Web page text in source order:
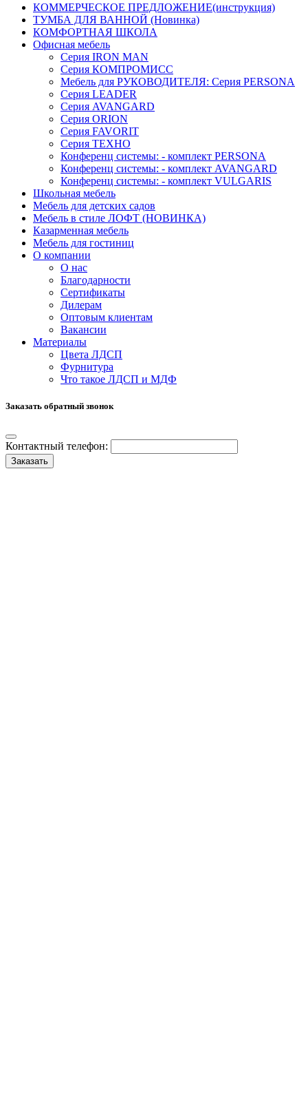
КОММЕРЧЕСКОЕ ПРЕДЛОЖЕНИЕ(инструкция)
ТУМБА ДЛЯ ВАННОЙ (Новинка)
КОМФОРТНАЯ ШКОЛА
Офисная мебель
Серия IRON MAN
Серия КОМПРОМИСС
Мебель для РУКОВОДИТЕЛЯ: Серия PERSONA
Серия LEADER
Серия AVANGARD
Серия ORION
Серия FAVORIT
Серия ТЕХНО
Конференц системы: - комплект PERSONA
Конференц системы: - комплект AVANGARD
Конференц системы: - комплект VULGARIS
Школьная мебель
Мебель для детских садов
Мебель в стиле ЛОФТ (НОВИНКА)
Казарменная мебель
Мебель для гостиниц
О компании
О нас
Благодарности
Сертификаты
Дилерам
Оптовым клиентам
Вакансии
Материалы
Цвета ЛДСП
Фурнитура
Что такое ЛДСП и МДФ
Заказать обратный звонок
Контактный телефон:
Заказать